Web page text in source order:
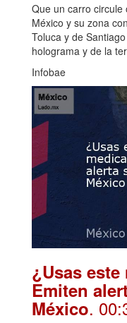
Que un carro
México y su zona
Toluca y de
holograma y de la
Infobae
¿Usas
Emiten
México.